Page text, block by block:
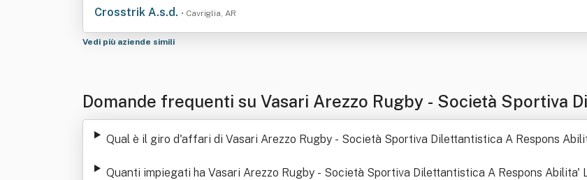
Crosstrik A.s.d. • Cavriglia, AR
Vedi più aziende simili
Domande frequenti su Vasari Arezzo Rugby - Società Sportiva
mitata
Qual è il giro d'affari di Vasari Arezzo Rugby - Società Sportiva Dilettantistica A Respons
Quanti impiegati ha Vasari Arezzo Rugby - Società Sportiva Dilettantistica A Respons Abilita'